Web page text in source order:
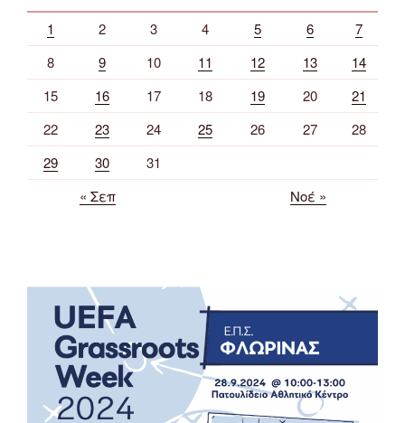
1 2 3 4 5 6
7
8
9 10 11 12 13
14
15
16 17 18 19 20
21
22
23 24 25 26 27
28
29
30
31
« Σεπ
Νοέ »